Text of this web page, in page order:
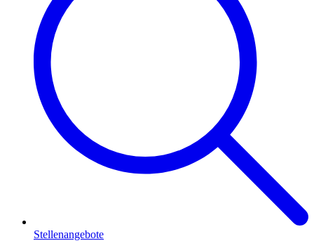
Stellenangebote